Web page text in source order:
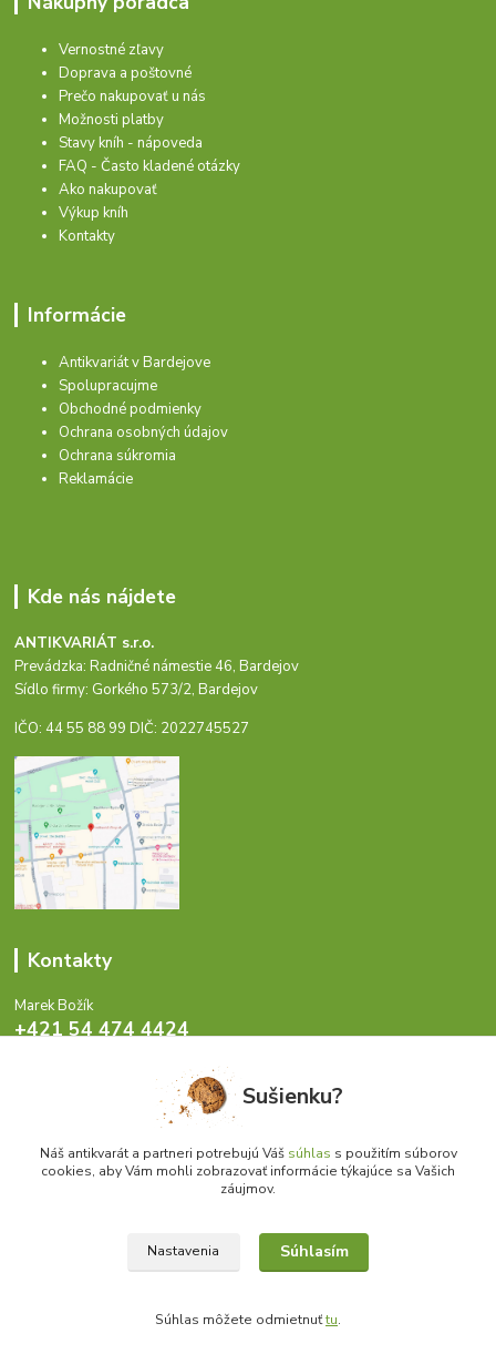
Vernostné zľavy
Doprava a poštovné
Prečo nakupovať u nás
Možnosti platby
Stavy kníh - nápoveda
FAQ - Často kladené otázky
Ako nakupovať
Výkup kníh
Kontakty
Informácie
Antikvariát v Bardejove
Spolupracujme
Obchodné podmienky
Ochrana osobných údajov
Ochrana súkromia
Reklamácie
Kde nás nájdete
ANTIKVARIÁT s.r.o.
Prevádzka: Radničné námestie 46, Bardejov
Sídlo firmy: Gorkého 573/2, Bardejov
IČO: 44 55 88 99 DIČ: 2022745527
Kontakty
Marek Božík
+421 54 474 4424
info@antikvariat.sk
Upraviť zber cookies.
© 1999 - 2026 Antikvariat.sk | Skutočne lacné knihy, atlasy, skriptá, učebnice..
Sušienku?
Náš antikvarát a partneri potrebujú Váš súhlas s použitím súborov
cookies, aby Vám mohli zobrazovať informácie týkajúce sa Vašich
záujmov.
Nastavenia Súhlasím
Súhlas môžete odmietnuťtu.